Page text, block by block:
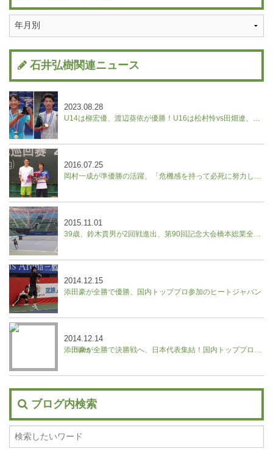
石井弘樹関連ニュース
U14は柳宏優、渡辺葵依が優勝！U16は松村怜vs田畑遼、野口紗枝vs山本晄の決勝に。【ユニクロ全日本ジュニアテニス選手権】
2023.08.28
岡村一成が準優勝の活躍、「危機感を持って必死に努力したい」／中国フューチャーズ
2016.07.25
39歳、鈴木貴男が2回戦進出、第90回記念大会橋本総業全日本テニス選手権
2015.11.01
添田豪が全勝で優勝、国内トッププロ参加のヒートジャパン
2014.12.15
添田豪が全勝で決勝戦へ、日本代表集結！国内トッププロ参加のヒートジャパン
2014.12.14
ブログ内検索